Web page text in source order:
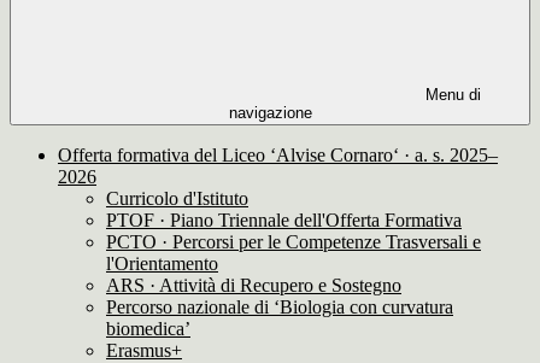
Menu di
navigazione
Offerta formativa del Liceo ‘Alvise Cornaro‘ · a. s. 2025–
2026
Curricolo d'Istituto
PTOF · Piano Triennale dell'Offerta Formativa
PCTO · Percorsi per le Competenze Trasversali e
l'Orientamento
ARS · Attività di Recupero e Sostegno
Percorso nazionale di ‘Biologia con curvatura
biomedica’
Erasmus+